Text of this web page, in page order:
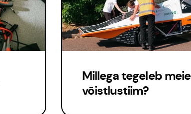
Millega tegeleb meie
võistlustiim?